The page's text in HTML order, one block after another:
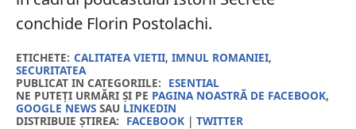
conchide Florin Postolachi.
ETICHETE: CALITATEA VIETII, IMNUL ROMANIEI,
SECURITATEA
PUBLICAT IN CATEGORIILE: ESENTIAL
NE PUTEȚI URMĂRI ȘI PE PAGINA NOASTRĂ DE FACEBOOK,
GOOGLE NEWSSAU LINKEDIN
DISTRIBUIE ȘTIREA: FACEBOOK| TWITTER